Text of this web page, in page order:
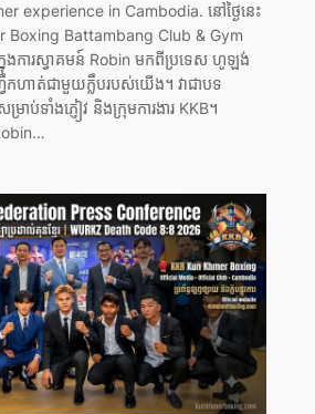
experience in Cambodia. នៅថ្ងៃនេះ
Boxing Battambang Club & Gym
នុងការស្វាគមន៍ Robin មកពីប្រទេស ហូឡង់
ហាត់ជាមួយក្លឹបរបស់យើង។ វាជាបទ
ាប់ទាំងភ្ញៀវ និងក្រុមការងារ KKB។